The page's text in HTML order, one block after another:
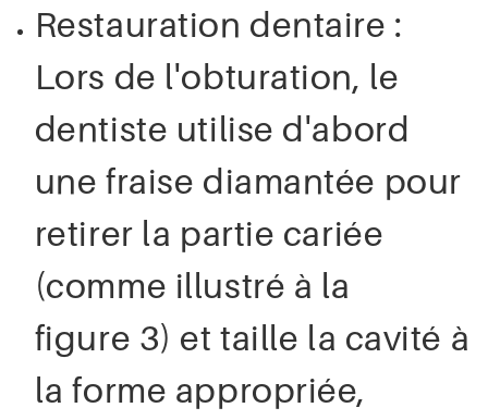
Restauration dentaire :
Lors de l'obturation, le
dentiste utilise d'abord
une fraise diamantée pour
retirer la partie cariée
(comme illustré à la
figure 3) et taille la cavité à
la forme appropriée,